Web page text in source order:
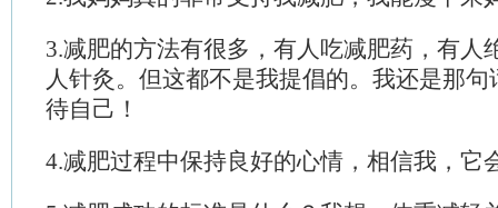
3.减肥的方法有很多，有人吃减肥药，有人
人针灸。但这都不是我提倡的。我还是那
待自己！
4.减肥过程中保持良好的心情，相信我，它